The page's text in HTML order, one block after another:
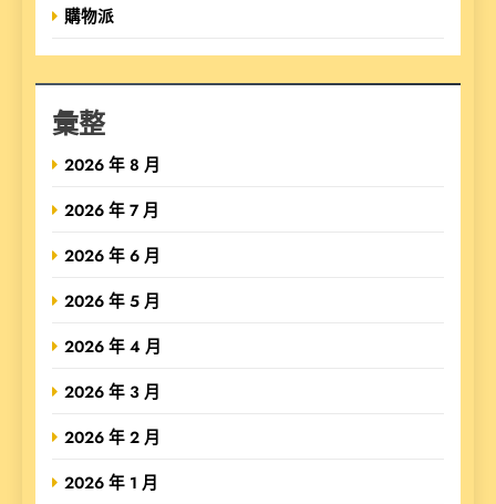
購物派
彙整
2026 年 8 月
2026 年 7 月
2026 年 6 月
2026 年 5 月
2026 年 4 月
2026 年 3 月
2026 年 2 月
2026 年 1 月